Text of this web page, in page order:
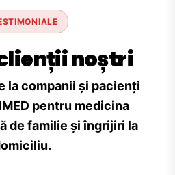
noștri
la companii și pacienți
pentru medicina
de familie și îngrijiri la